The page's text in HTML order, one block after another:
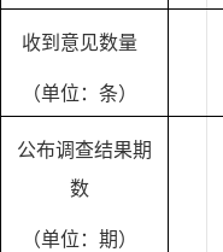
收到意见数量
（单位：条）
公布调查结果期
数
（单位：期）